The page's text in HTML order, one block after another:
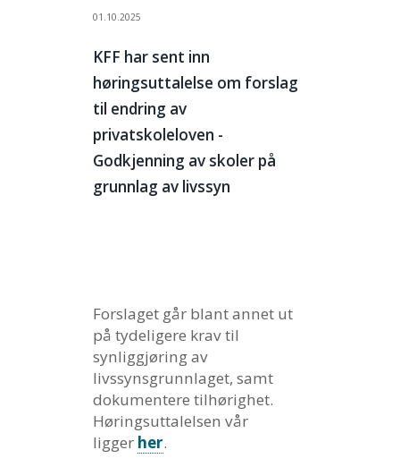
01.10.2025
KFF har sent inn
høringsuttalelse om forslag
til endring av
privatskoleloven -
Godkjenning av skoler på
grunnlag av livssyn
Forslaget går blant annet ut
på tydeligere krav til
synliggjøring av
livssynsgrunnlaget, samt
dokumentere tilhørighet.
Høringsuttalelsen vår
ligger her.